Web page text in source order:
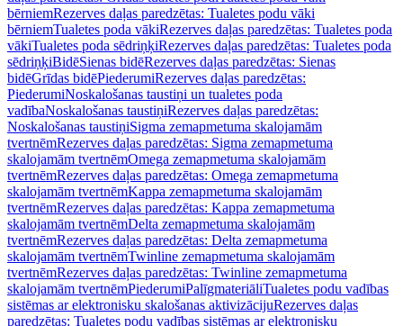
bērniemRezerves daļas paredzētas: Tualetes podu vāki
bērniemTualetes poda vākiRezerves daļas paredzētas: Tualetes poda
vākiTualetes poda sēdriņķiRezerves daļas paredzētas: Tualetes poda
sēdriņķiBidēSienas bidēRezerves daļas paredzētas: Sienas
bidēGrīdas bidēPiederumiRezerves daļas paredzētas:
PiederumiNoskalošanas taustiņi un tualetes poda
vadībaNoskalošanas taustiņiRezerves daļas paredzētas:
Noskalošanas taustiņiSigma zemapmetuma skalojamām
tvertnēmRezerves daļas paredzētas: Sigma zemapmetuma
skalojamām tvertnēmOmega zemapmetuma skalojamām
tvertnēmRezerves daļas paredzētas: Omega zemapmetuma
skalojamām tvertnēmKappa zemapmetuma skalojamām
tvertnēmRezerves daļas paredzētas: Kappa zemapmetuma
skalojamām tvertnēmDelta zemapmetuma skalojamām
tvertnēmRezerves daļas paredzētas: Delta zemapmetuma
skalojamām tvertnēmTwinline zemapmetuma skalojamām
tvertnēmRezerves daļas paredzētas: Twinline zemapmetuma
skalojamām tvertnēmPiederumiPalīgmateriāliTualetes podu vadības
sistēmas ar elektronisku skalošanas aktivizācijuRezerves daļas
paredzētas: Tualetes podu vadības sistēmas ar elektronisku